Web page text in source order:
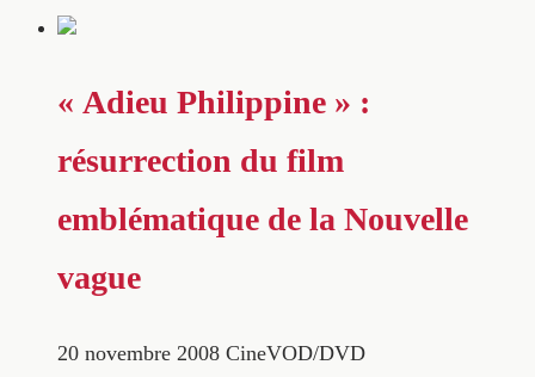
« Adieu Philippine » :
résurrection du film
emblématique de la Nouvelle
vague
20 novembre 2008 CineVOD/DVD